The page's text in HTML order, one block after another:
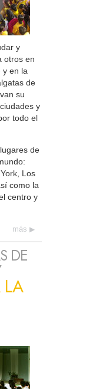
y
otros en
y en la
de
su
y
todo el
de
Los
como la
centro y
más
DE
LA